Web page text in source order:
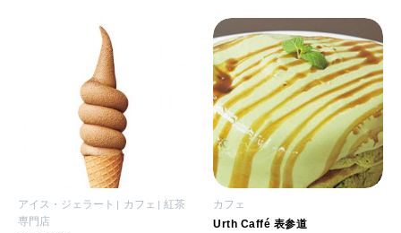
アイス・ジェラート カフェ
紅茶
専門店
カフェ
Urth Caffé 表参道